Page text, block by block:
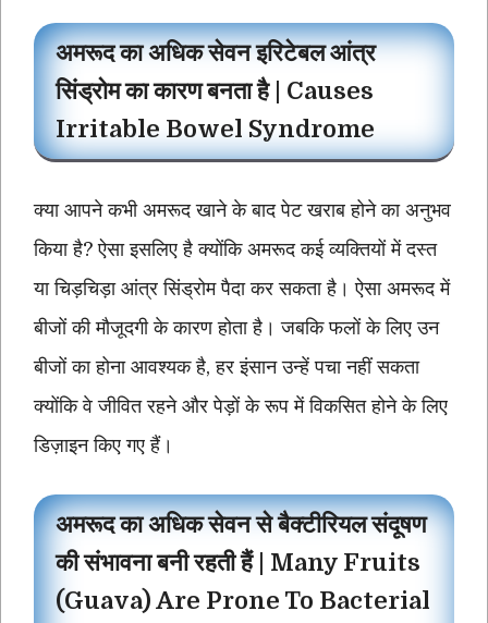
अमरूद का अधिक सेवन इरिटेबल आंत्र
सिंड्रोम का कारण बनता है | Causes
Irritable Bowel Syndrome
क्या आपने कभी अमरूद खाने के बाद पेट खराब होने का अनुभव
किया है? ऐसा इसलिए है क्योंकि अमरूद कई व्यक्तियों में दस्त
या चिड़चिड़ा आंत्र सिंड्रोम पैदा कर सकता है। ऐसा अमरूद में
बीजों की मौजूदगी के कारण होता है। जबकि फलों के लिए उन
बीजों का होना आवश्यक है, हर इंसान उन्हें पचा नहीं सकता
क्योंकि वे जीवित रहने और पेड़ों के रूप में विकसित होने के लिए
डिज़ाइन किए गए हैं।
अमरूद का अधिक सेवन से बैक्टीरियल संदूषण
की संभावना बनी रहती हैं | Many Fruits
(Guava) Are Prone To Bacterial